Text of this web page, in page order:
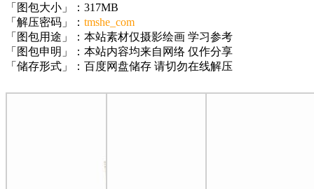
「图包大小」：317MB
「解压密码」： tmshe_com
「图包用途」：本站素材仅摄影绘画 学习参考
「图包申明」：本站内容均来自网络 仅作分享
「储存形式」：百度网盘储存 请切勿在线解压